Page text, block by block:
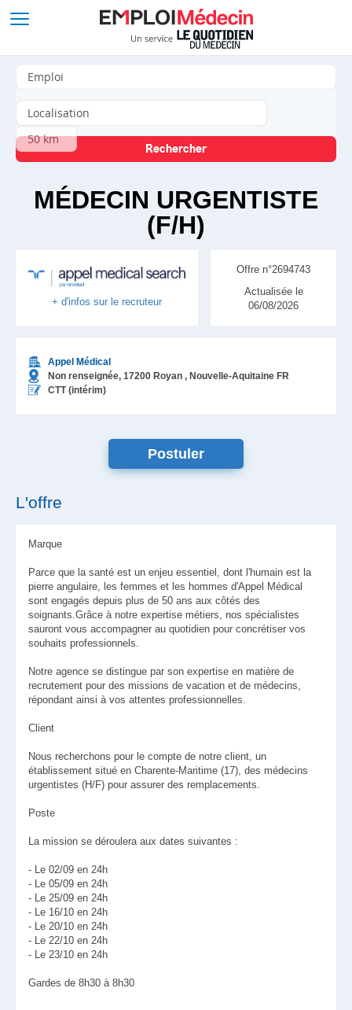
MÉDECIN URGENTISTE
(F/H)
+ d'infos sur le recruteur
Appel Médical
Non renseignée, 17200 Royan , Nouvelle-Aquitaine FR
CTT (intérim)
Offre n°2694743
Actualisée le
06/08/2026
L'offre
Marque
Parce que la santé est un enjeu essentiel, dont l'humain est la
pierre angulaire, les femmes et les hommes d'Appel Médical
sont engagés depuis plus de 50 ans aux côtés des
soignants.Grâce à notre expertise métiers, nos spécialistes
sauront vous accompagner au quotidien pour concrétiser vos
souhaits professionnels.
Notre agence se distingue par son expertise en matière de
recrutement pour des missions de vacation et de médecins,
répondant ainsi à vos attentes professionnelles.
Client
Nous recherchons pour le compte de notre client, un
établissement situé en Charente-Maritime (17), des médecins
urgentistes (H/F) pour assurer des remplacements.
Poste
La mission se déroulera aux dates suivantes :
- Le 02/09 en 24h
- Le 05/09 en 24h
- Le 25/09 en 24h
- Le 16/10 en 24h
- Le 20/10 en 24h
- Le 22/10 en 24h
- Le 23/10 en 24h
Gardes de 8h30 à 8h30